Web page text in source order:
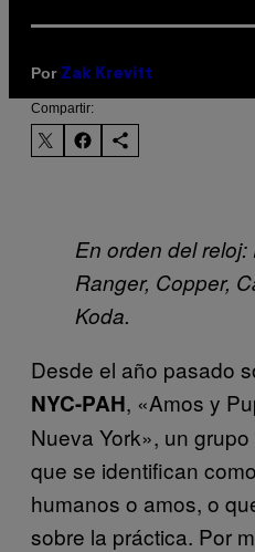
Por Zak Krevitt
Compartir:
En orden del
Ranger, Copper,
Koda.
Desde el año pasado
NYC-PAH, «Amos y
Nueva York», un
que se identifican como
humanos o amos, o
sobre la práctica. Por